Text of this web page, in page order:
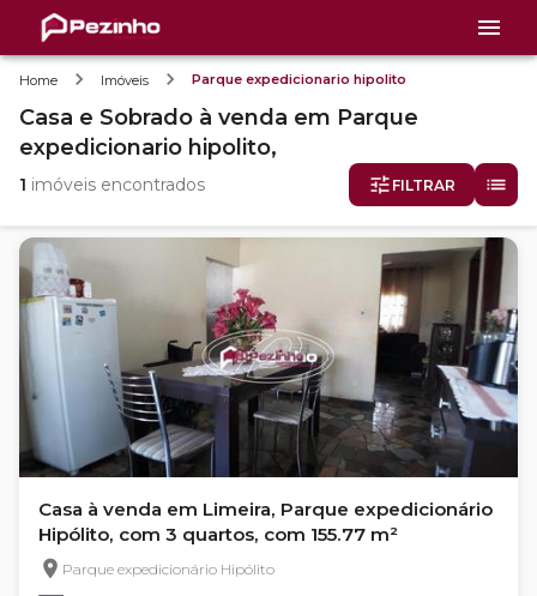
Home Imóveis Parque expedicionario hipolito
Casa e Sobrado à venda em Parque
expedicionario hipolito,
1 imóveis encontrados FILTRAR
Casa à venda em Limeira, Parque expedicionário
Hipólito, com 3 quartos, com 155.77 m²
Parque expedicionário Hipólito